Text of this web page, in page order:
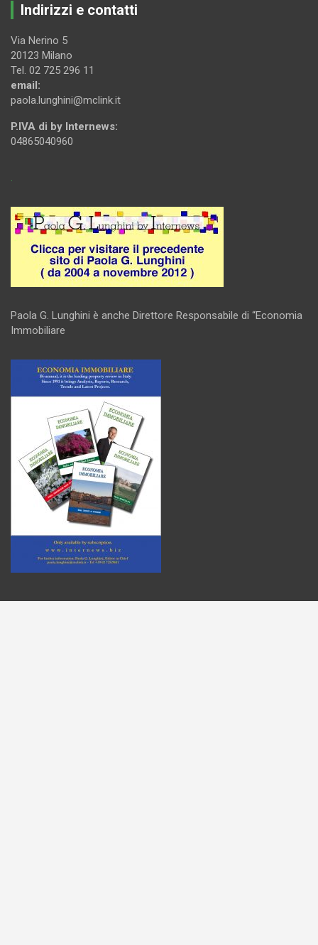
Indirizzi e contatti
Via Nerino 5
20123 Milano
Tel. 02 725 296 11
email:
paola.lunghini@mclink.it
P.IVA di by Internews:
04865040960
.
Paola G. Lunghini è anche Direttore Responsabile di “Economia
Immobiliare